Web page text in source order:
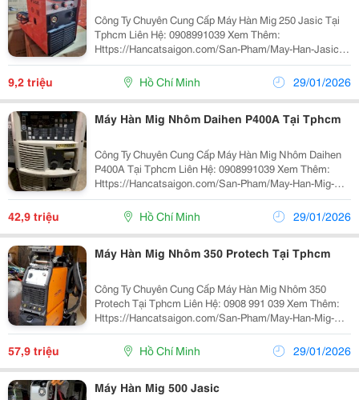
Công Ty Chuyên Cung Cấp Máy Hàn Mig 250 Jasic Tại
Tphcm Liên Hệ: 0908991039 Xem Thêm:
Https://Hancatsaigon.com/San-Pham/May-Han-Jasic-
Mig-250/ Máy Hàn Mig 250 Jasic Có Thông Số Kỹ Thuật:
Hãng Sản Xuất Jasic Model Mig 250 Nguồn Điện 1...
9,2 triệu Hồ Chí Minh 29/01/2026
Máy Hàn Mig Nhôm Daihen P400A Tại Tphcm
Công Ty Chuyên Cung Cấp Máy Hàn Mig Nhôm Daihen
P400A Tại Tphcm Liên Hệ: 0908991039 Xem Thêm:
Https://Hancatsaigon.com/San-Pham/May-Han-Mig-
Nhom-Daihen-P400A/ Máy Hàn Mig Nhôm Daihen
P400A Có Thông Số Kỹ Thuật: Hãng Sản Xuất Daihen
Model...
42,9 triệu Hồ Chí Minh 29/01/2026
Máy Hàn Mig Nhôm 350 Protech Tại Tphcm
Công Ty Chuyên Cung Cấp Máy Hàn Mig Nhôm 350
Protech Tại Tphcm Liên Hệ: 0908 991 039 Xem Thêm:
Https://Hancatsaigon.com/San-Pham/May-Han-Mig-
Nhom-350-Protech/ Thông Số Kỹ Thuật Hãng Sản Xuất:
Protech Phương Pháp Hàn: Hàn Mig/ Hàn Que/Lift...
57,9 triệu Hồ Chí Minh 29/01/2026
Máy Hàn Mig 500 Jasic